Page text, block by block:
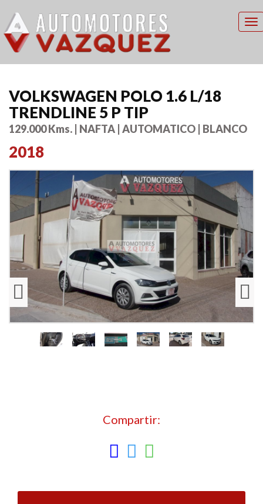
VOLKSWAGEN POLO 1.6 L/18
TRENDLINE 5 P TIP
129.000 Kms. | NAFTA | AUTOMATICO | BLANCO
2018
Compartir: